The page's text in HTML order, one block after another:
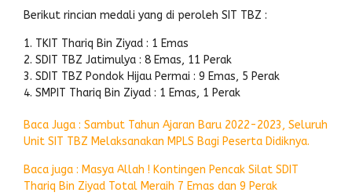
Berikut rincian medali yang di peroleh SIT TBZ :
TKIT Thariq Bin Ziyad : 1 Emas
SDIT TBZ Jatimulya : 8 Emas, 11 Perak
SDIT TBZ Pondok Hijau Permai : 9 Emas, 5 Perak
SMPIT Thariq Bin Ziyad : 1 Emas, 1 Perak
Baca Juga : Sambut Tahun Ajaran Baru 2022-2023, Seluruh
Unit SIT TBZ Melaksanakan MPLS Bagi Peserta Didiknya.
Baca juga : Masya Allah ! Kontingen Pencak Silat SDIT
Thariq Bin Ziyad Total Meraih 7 Emas dan 9 Perak